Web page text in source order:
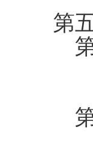
第
第
第